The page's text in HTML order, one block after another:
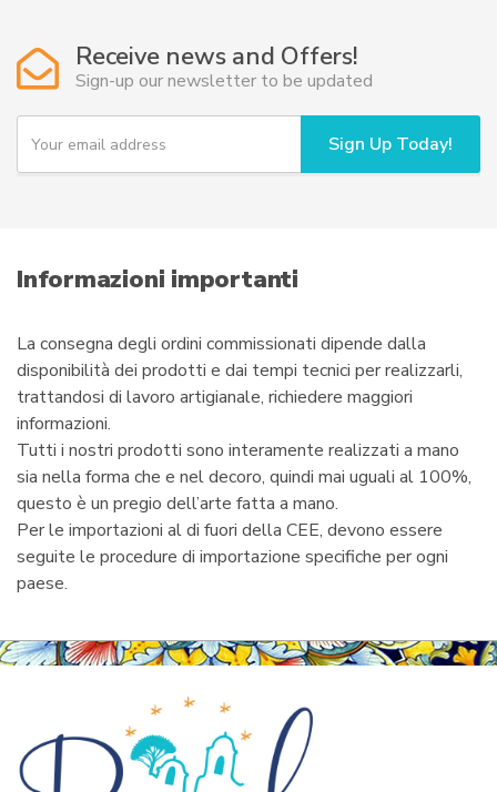
possono
essere
scelte
nella
pagina
Receive news and Offers!
Sign-up our newsletter to be updated
Y
u
i
l
Sign Up Today!
Informazioni importanti
La consegna degli ordini commissionati dipende dalla
disponibilità dei prodotti e dai tempi tecnici per realizzarli,
trattandosi di lavoro artigianale, richiedere maggiori
informazioni.
Tutti i nostri prodotti sono interamente realizzati a mano
sia nella forma che e nel decoro, quindi mai uguali al 100%,
questo è un pregio dell’arte fatta a mano.
Per le importazioni al di fuori della CEE, devono essere
seguite le procedure di importazione specifiche per ogni
paese.